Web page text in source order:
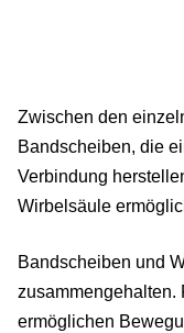
Zwischen den
Bandscheiben, die
Verbindung
Wirbelsäule
Bandscheiben und
zusammengehalten.
ermöglichen